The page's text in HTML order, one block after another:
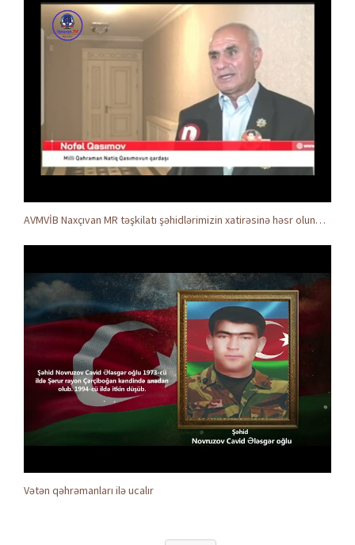
AVMVİB Naxçıvan MR təşkilatı şəhidlərimizin xatirəsinə həsr olunmuş tədbir keçirdi
Vətən qəhrəmanları ilə ucalır